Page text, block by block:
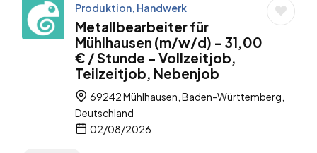
Produktion, Handwerk
Metallbearbeiter für
Mühlhausen (m/w/d) – 31,00
€ / Stunde – Vollzeitjob,
Teilzeitjob, Nebenjob
69242 Mühlhausen, Baden-Württemberg,
Deutschland
02/08/2026